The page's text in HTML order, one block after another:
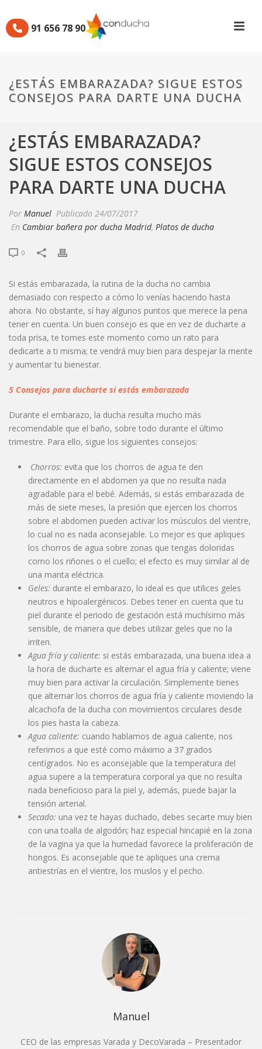
91 656 78 90
¿ESTÁS EMBARAZADA? SIGUE ESTOS
CONSEJOS PARA DARTE UNA DUCHA
¿ESTÁS EMBARAZADA?
SIGUE ESTOS CONSEJOS
PARA DARTE UNA DUCHA
Por Manuel Publicado 24/07/2017
En Cambiar bañera por ducha Madrid, Platos de ducha
0
Si estás embarazada, la rutina de la ducha no cambia
demasiado con respecto a cómo lo venías haciendo hasta
ahora. No obstante, sí hay algunos puntos que merece la pena
tener en cuenta. Un buen consejo es que en vez de ducharte a
toda prisa, te tomes este momento como un rato para
dedicarte a ti misma; te vendrá muy bien para despejar la mente
y aumentar tu bienestar.
5 Consejos para ducharte si estás embarazada
Durante el embarazo, la ducha resulta mucho más
recomendable que el baño, sobre todo durante el último
trimestre. Para ello, sigue los siguientes consejos:
Chorros: evita que los chorros de agua te den
directamente en el abdomen ya que no resulta nada
agradable para el bebé. Además, si estás embarazada de
más de siete meses, la presión que ejercen los chorros
sobre el abdomen pueden activar los músculos del vientre,
lo cual no es nada aconsejable. Lo mejor es que apliques
los chorros de agua sobre zonas que tengas doloridas
como los riñones o el cuello; el efecto es muy similar al de
una manta eléctrica.
Geles: durante el embarazo, lo ideal es que utilices geles
neutros e hipoalergénicos. Debes tener en cuenta que tu
piel durante el periodo de gestación está muchísimo más
sensible, de manera que debes utilizar geles que no la
irriten.
Agua fría y caliente: si estás embarazada, una buena idea a
la hora de ducharte es alternar el agua fría y caliente; viene
muy bien para activar la circulación. Simplemente tienes
que alternar los chorros de agua fría y caliente moviendo la
alcachofa de la ducha con movimientos circulares desde
los pies hasta la cabeza.
Agua caliente: cuando hablamos de agua caliente, nos
referimos a que esté como máximo a 37 grados
centígrados. No es aconsejable que la temperatura del
agua supere a la temperatura corporal ya que no resulta
nada beneficioso para la piel y, además, puede bajar la
tensión arterial.
Secado: una vez te hayas duchado, debes secarte muy bien
con una toalla de algodón; haz especial hincapié en la zona
de la vagina ya que la humedad favorece la proliferación de
hongos. Es aconsejable que te apliques una crema
antiestrías en el vientre, los muslos y el pecho.
Manuel
CEO de las empresas Varada y DecoVarada – Presentador